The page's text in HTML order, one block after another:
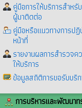
คู่มือการให้บริการสำห
ผู้มาติดต่อ
คู่มือหรือแนวทางการปฏิ
หน้าที่
รายงานผลการสำรวจ
ให้บริการ
ข้อมูลสถิติการขอรับบริ
การบริหารและพัฒนา